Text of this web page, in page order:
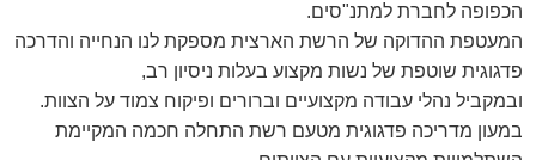
הכפופה לחברת למתנ"סים.
המעטפת ההדוקה של הרשת הארצית מספקת לנו הנחייה והדרכה
פדגוגית שוטפת של נשות מקצוע בעלות ניסיון רב,
ובמקביל נהלי עבודה מקצועיים וברורים ופיקוח צמוד על הצוות.
במעון מדריכה פדגוגית מטעם רשת התחלה חכמה המקיימת